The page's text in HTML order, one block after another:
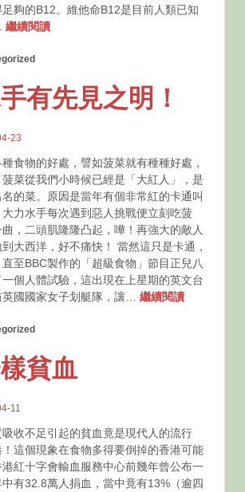
夠的B12。維他命B12是目前人類已知
繼續閱讀
有先見之明！
23
食物的好處，譬如菠菜就有種種好處，
菜從我們小時候已經是「大紅人」，是
的菜。原因是當年有個非常紅的卡通叫
大力水手每次遇到惡人挑戰便立刻吃菠
，二頭肌隆隆凸起，嘩！再強大的敵人
大西洋，好不痛快！ 當然這只是卡通，
至BBC製作的「超級食物」節目正兒八
個人體試驗，這出現在上星期的英文台
國國家女子划艇隊，讓… 繼續閱讀
貧血
11
吸收不足引起的貧血竟是現代人的流行
這個現象在食物多得要倒掉的香港可能
紅十字會輸血服務中心前幾年曾公布一
有32.8萬人捐血，當中竟有13%（逾四